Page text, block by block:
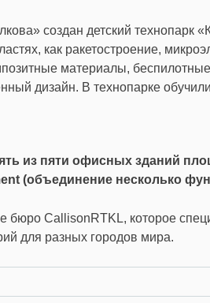
создан детский технопарк
как ракетостроение,
материалы, беспилотные
дизайн. В технопарке
из пяти офисных зданий
(объединение несколько
бюро CallisonRTKL, которое
для разных городов мира.